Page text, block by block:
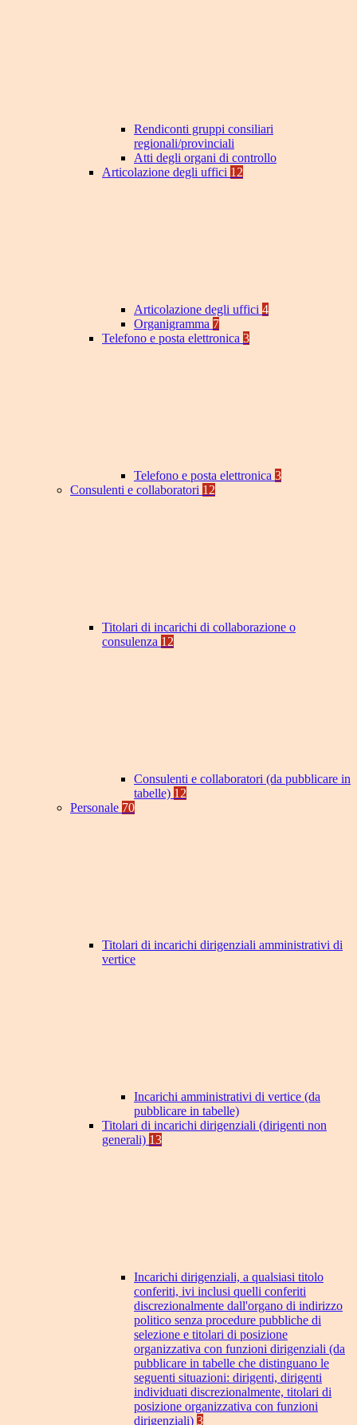
Rendiconti gruppi consiliari
regionali/provinciali
Atti degli organi di controllo
Articolazione degli uffici 12
Articolazione degli uffici 4
Organigramma 7
Telefono e posta elettronica 3
Telefono e posta elettronica 3
Consulenti e collaboratori 12
Titolari di incarichi di collaborazione o
consulenza 12
Consulenti e collaboratori (da pubblicare in
tabelle) 12
Personale 70
Titolari di incarichi dirigenziali amministrativi di
vertice
Incarichi amministrativi di vertice (da
pubblicare in tabelle)
Titolari di incarichi dirigenziali (dirigenti non
generali) 13
Incarichi dirigenziali, a qualsiasi titolo
conferiti, ivi inclusi quelli conferiti
discrezionalmente dall'organo di indirizzo
politico senza procedure pubbliche di
selezione e titolari di posizione
organizzativa con funzioni dirigenziali (da
pubblicare in tabelle che distinguano le
seguenti situazioni: dirigenti, dirigenti
individuati discrezionalmente, titolari di
posizione organizzativa con funzioni
dirigenziali) 3